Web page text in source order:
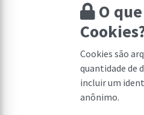
O
Cookies são
quantidade de
incluir um
anônimo.